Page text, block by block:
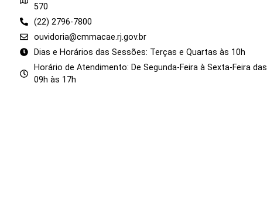
570
(22) 2796-7800
ouvidoria@cmmacae.rj.gov.br
Dias e Horários das Sessões: Terças e Quartas às 10h
Horário de Atendimento: De Segunda-Feira à Sexta-Feira das
09h às 17h